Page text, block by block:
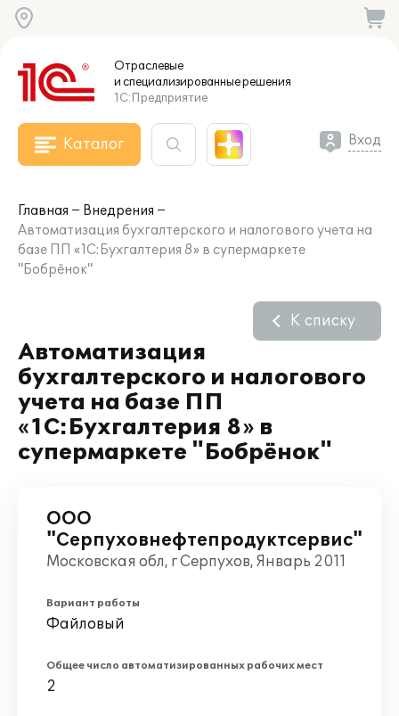
Отраслевые
и специализированныерешения
1С:Предприятие
Каталог Вход
Главная
Внедрения
Автоматизация бухгалтерского и налогового учета на
базе ПП «1С:Бухгалтерия 8» в супермаркете
"Бобрёнок"
Автоматизация
бухгалтерского и налогового
учета на базе ПП
«1С:Бухгалтерия 8» в
супермаркете "Бобрёнок"
К списку
ООО
"Серпуховнефтепродуктсервис"
Московская обл, г Серпухов, Январь 2011
Вариант работы
Файловый
Общее число автоматизированных рабочих мест
2